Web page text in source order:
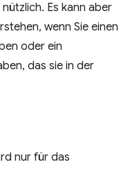
Es kann aber
wenn Sie einen
oder ein
das sie in der
nur für das